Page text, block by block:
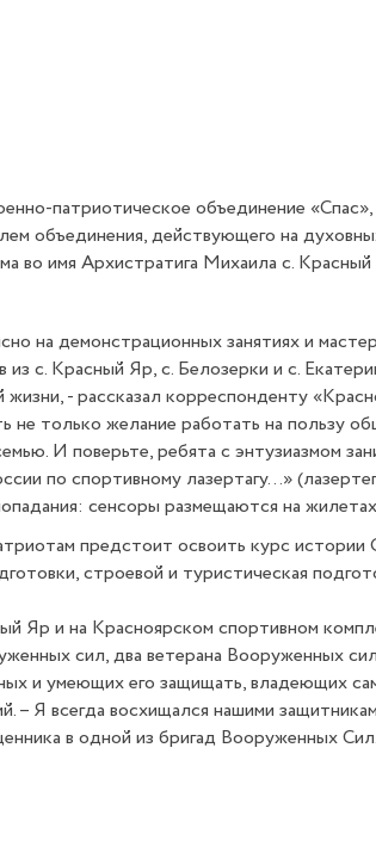
патриотическое объединение
объединения, действующего на
во имя Архистратига Михаила с.
на демонстрационных занятиях и
с. Красный Яр, с. Белозерки и с.
- рассказал корреспонденту
не только желание работать на пользу
И поверьте, ребята с энтузиазмом
по спортивному лазертагу…»
сенсоры размещаются на
предстоит освоить курс истории
строевой и туристическая
Яр и на Красноярском спортивном
сил, два ветерана Вооруженных сил
и умеющих его защищать, владеющих
– Я всегда восхищался нашими
в одной из бригад Вооруженных